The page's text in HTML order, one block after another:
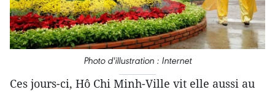
Photo d'illustration : Internet
Ces jours-ci, Hô Chi Minh-Ville vit elle aussi au